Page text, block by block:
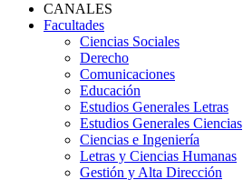
CANALES
Facultades
Ciencias Sociales
Derecho
Comunicaciones
Educación
Estudios Generales Letras
Estudios Generales Ciencias
Ciencias e Ingeniería
Letras y Ciencias Humanas
Gestión y Alta Dirección